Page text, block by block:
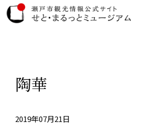
陶華
2019年07月21日